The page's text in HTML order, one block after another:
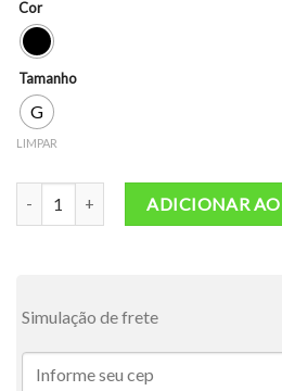
Cor
Tamanho
G
LIMPAR
Top CrossShine quantidade
ADICIONAR
Simulação de frete